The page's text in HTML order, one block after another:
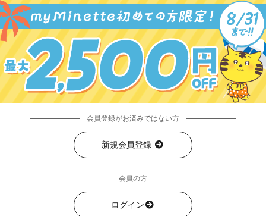
会員登録がお済みではない方
新規会員登録
会員の方
ログイン